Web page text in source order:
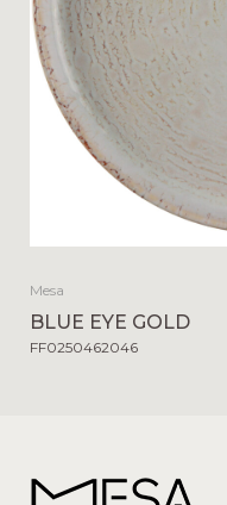
Mesa
BLUE EYE GOLD
FF0250462046